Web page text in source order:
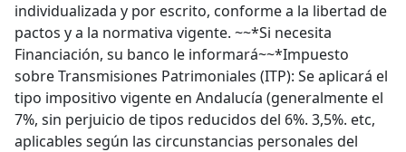
individualizada y por escrito, conforme a la libertad de
pactos y a la normativa vigente. ~~*Si necesita
Financiación, su banco le informará~~*Impuesto
sobre Transmisiones Patrimoniales (ITP): Se aplicará el
tipo impositivo vigente en Andalucía (generalmente el
7%, sin perjuicio de tipos reducidos del 6%. 3,5%. etc,
aplicables según las circunstancias personales del